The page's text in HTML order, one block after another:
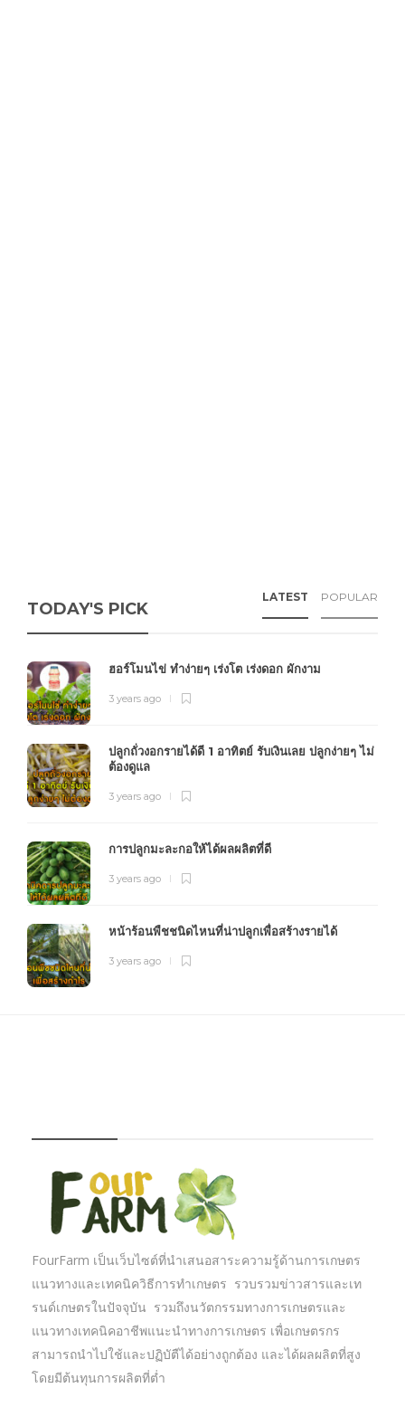
TODAY'S PICK
LATEST POPULAR
ฮอร์โมนไข่ ทำง่ายๆ เร่งโต เร่งดอก ผักงาม
3 years ago
ปลูกถั่วงอกรายได้ดี 1 อาทิตย์ รับเงินเลย ปลูกง่ายๆ ไม่
ต้องดูแล
3 years ago
การปลูกมะละกอให้ได้ผลผลิตที่ดี
3 years ago
หน้าร้อนพืชชนิดไหนที่น่าปลูกเพื่อสร้างรายได้
3 years ago
FourFarm เป็นเว็บไซต์ที่นำเสนอสาระความรู้ด้านการเกษตร
แนวทางและเทคนิควิธีการทำเกษตร รวบรวมข่าวสารและเท
รนด์เกษตรในปัจจุบัน รวมถึงนวัตกรรมทางการเกษตรและ
แนวทางเทคนิคอาชีพแนะนำทางการเกษตร เพื่อเกษตรกร
สามารถนำไปใช้และปฏิบัตืได้อย่างถูกต้อง และได้ผลผลิตที่สูง
โดยมีต้นทุนการผลิตที่ต่ำ